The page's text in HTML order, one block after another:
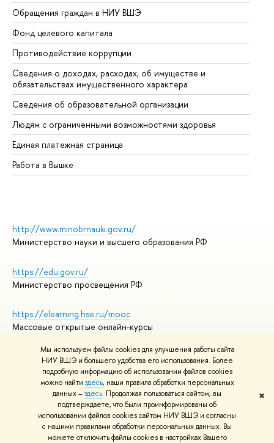
Мы используем файлы cookies для улучшения работы сайта
НИУ ВШЭ и большего удобства его использования. Более
подробную информацию об использовании файлов cookies
можно найти здесь, наши правила обработки персональных
данных –здесь. Продолжая пользоваться сайтом, вы
подтверждаете, что были проинформированы об
использовании файлов cookies сайтом НИУ ВШЭ и согласны
с нашими правилами обработки персональных данных. Вы
можете отключить файлы cookies в настройках Вашего
✖
Обращения граждан в НИУ ВШЭ
Фонд целевого капитала
Противодействие коррупции
Сведения о доходах, расходах, об имуществе и
обязательствах имущественного характера
Сведения об образовательной организации
Людям с ограниченными возможностями здоровья
Единая платежная страница
Работа в Вышке
http://www.minobrnauki.gov.ru/
Министерство науки и высшего образования РФ
https://edu.gov.ru/
Министерство просвещения РФ
https://elearning.hse.ru/mooc
Массовые открытые онлайн-курсы
© НИУ ВШЭ 1993–2026
Адреса и контакты
Условия использования материалов
Политика конфиденциальности
Правила применения рекомендательных технологий в НИУ ВШЭ
Карта сайта